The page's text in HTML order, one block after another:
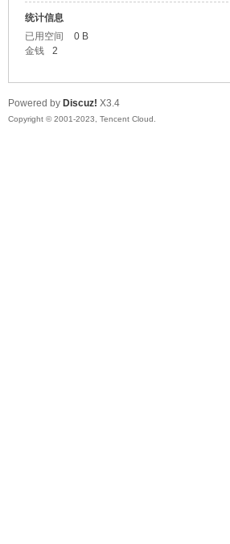
统计信息
已用空间
0 B
金钱
2
Powered by Discuz! X3.4
Copyright © 2001-2023, Tencent Cloud.